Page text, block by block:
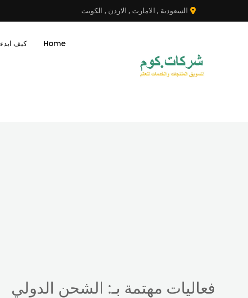
إلى
السعودية , الامارت , الاردن , الكويت
Home كيف ابدء
فعاليات مهتمة بـ: الشحن الدولي